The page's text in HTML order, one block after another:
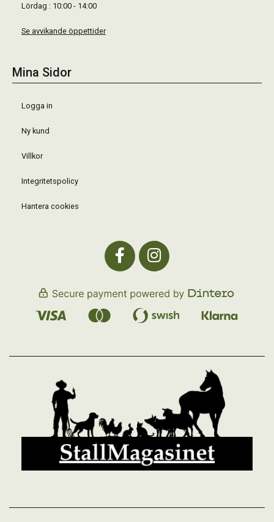
Lördag : 10:00 - 14:00
Se avvikande öppettider
Mina Sidor
Logga in
Ny kund
Villkor
Integritetspolicy
Hantera cookies